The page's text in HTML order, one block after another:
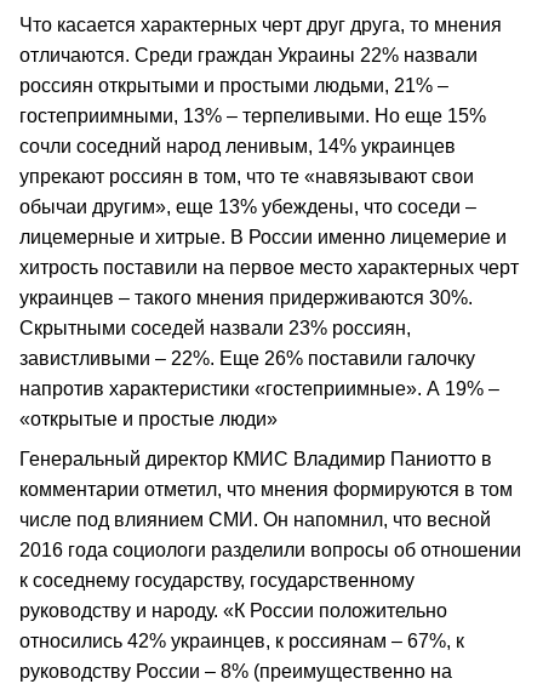
Что касается характерных черт друг друга, то мнения
отличаются. Среди граждан Украины 22% назвали
россиян открытыми и простыми людьми, 21% –
гостеприимными, 13% – терпеливыми. Но еще 15%
сочли соседний народ ленивым, 14% украинцев
упрекают россиян в том, что те «навязывают свои
обычаи другим», еще 13% убеждены, что соседи –
лицемерные и хитрые. В России именно лицемерие и
хитрость поставили на первое место характерных черт
украинцев – такого мнения придерживаются 30%.
Скрытными соседей назвали 23% россиян,
завистливыми – 22%. Еще 26% поставили галочку
напротив характеристики «гостеприимные». А 19% –
«открытые и простые люди»
Генеральный директор КМИС Владимир Паниотто в
комментарии отметил, что мнения формируются в том
числе под влиянием СМИ. Он напомнил, что весной
2016 года социологи разделили вопросы об отношении
к соседнему государству, государственному
руководству и народу. «К России положительно
относились 42% украинцев, к россиянам – 67%, к
руководству России – 8% (преимущественно на